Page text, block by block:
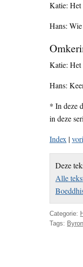
Katie: Het
Hans:
Katie: Het
Hans:
* In deze
in deze
Index |
Deze
Alle
Categorie:
Tags: